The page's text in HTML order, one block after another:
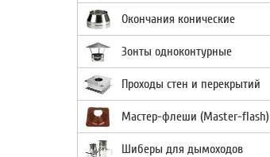
Окончания конические
Зонты одноконтурные
Проходы стен и перекрытий
Мастер-флеши (Master-flash)
Шиберы для дымоходов